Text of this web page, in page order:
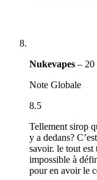
Nukevapes – 20
Note Globale
8.5
Tellement sirop
y a dedans?
savoir. le tout est
impossible à
pour en avoir le